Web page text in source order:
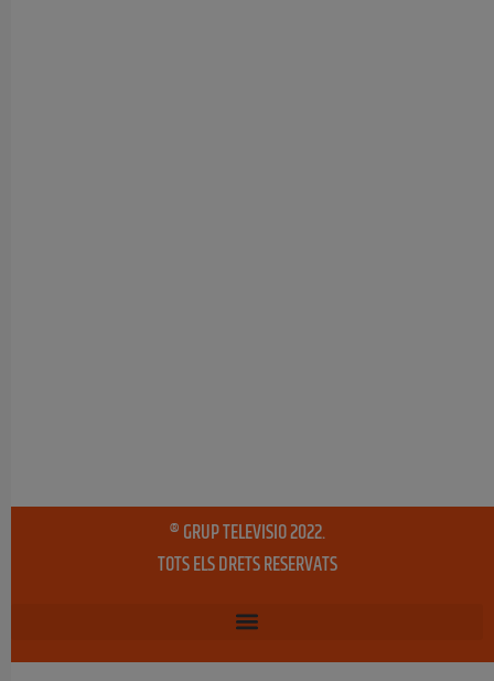
® GRUP TELEVISIO 2022.
TOTS ELS DRETS RESERVATS